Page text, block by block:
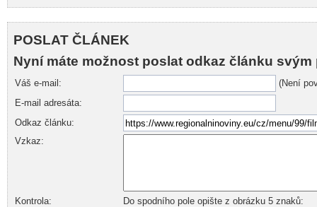
POSLAT ČLÁNEK
Nyní máte možnost poslat odkaz článku svým
Váš e-mail:
(Není
E-mail adresáta:
Odkaz článku:
Vzkaz:
Kontrola: Do spodního pole opište z obrázku 5 znaků: